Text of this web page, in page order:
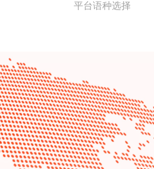
平台语种选择​​​​​​​